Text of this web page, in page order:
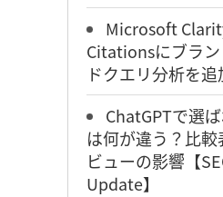
Microsoft
Citationsにブラ
ドクエリ分析を追
ChatGPTで選
は何が違う？比
ビューの影響【
Update】